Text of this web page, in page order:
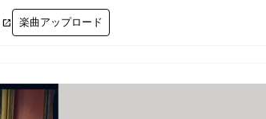
 楽曲アップロード